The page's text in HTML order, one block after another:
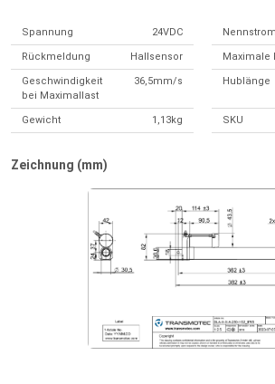
Spannung 24VDC Nennstrom
Rückmeldung Hallsensor Maximale
Geschwindigkeit
bei Maximallast
36,5mm/s Hublänge
Gewicht 1,13kg SKU
Zeichnung (mm)